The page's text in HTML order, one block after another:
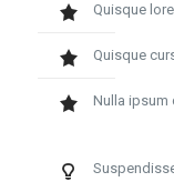
Quisque
Quisque
Nulla ipsum